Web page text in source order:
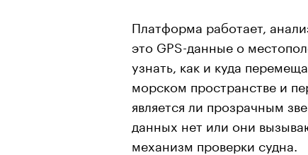
Платформа работает,
это GPS-данные о
узнать, как и куда
морском пространстве и
является ли прозрачным
данных нет или они
механизм проверки судна.